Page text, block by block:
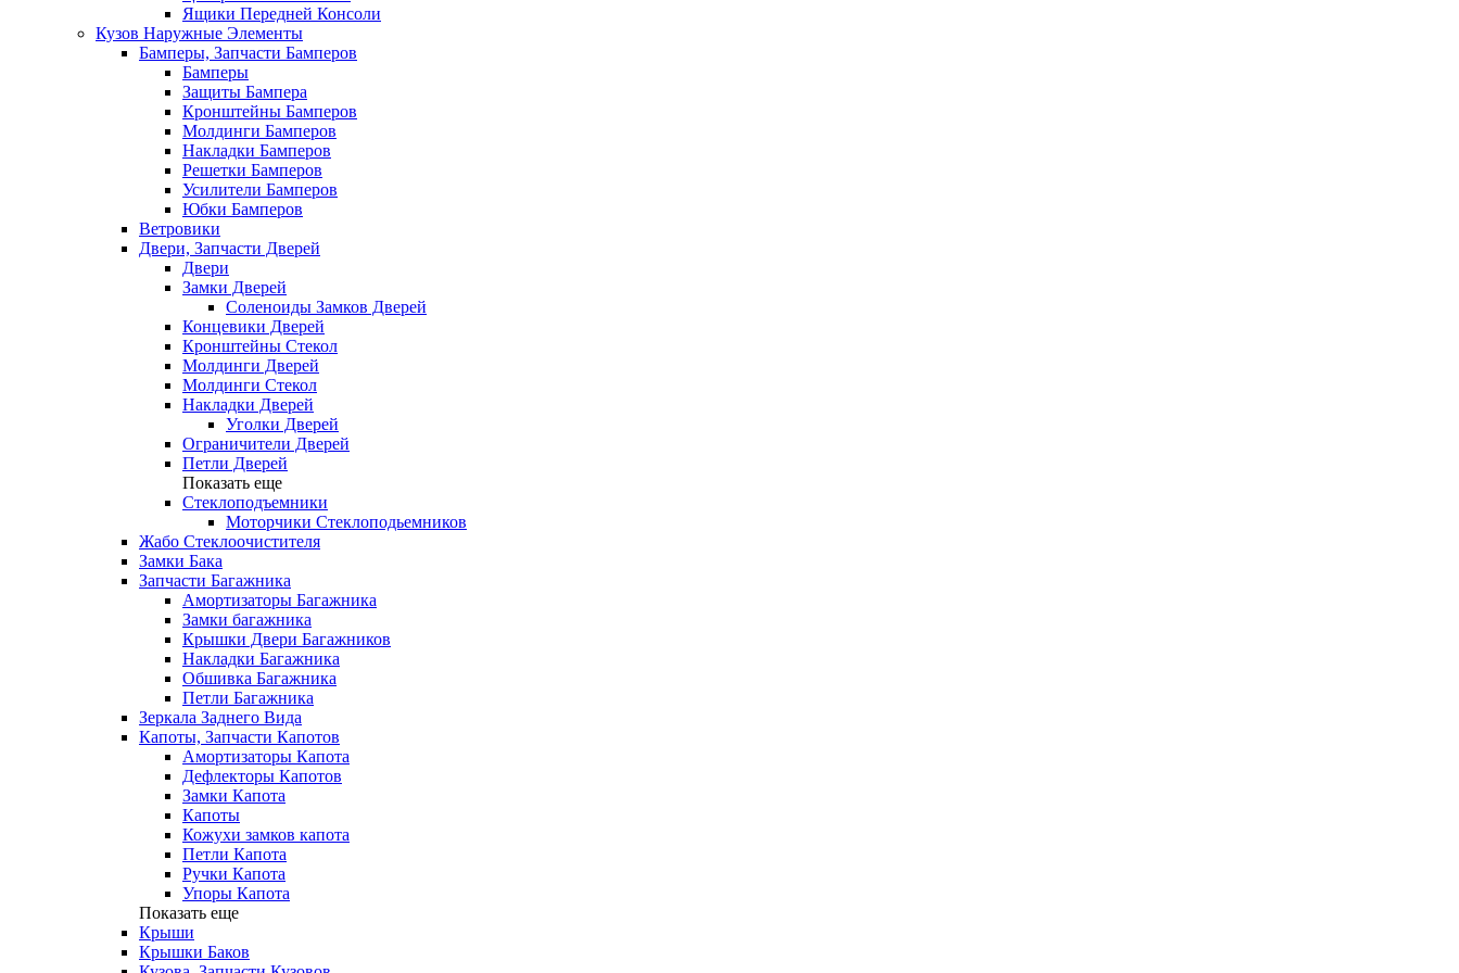
Ящики Передней Консоли
Кузов Наружные Элементы
Бамперы, Запчасти Бамперов
Бамперы
Защиты Бампера
Кронштейны Бамперов
Молдинги Бамперов
Накладки Бамперов
Решетки Бамперов
Усилители Бамперов
Юбки Бамперов
Ветровики
Двери, Запчасти Дверей
Двери
Замки Дверей
Соленоиды Замков Дверей
Концевики Дверей
Кронштейны Стекол
Молдинги Дверей
Молдинги Стекол
Накладки Дверей
Уголки Дверей
Ограничители Дверей
Петли Дверей
Показать еще
Стеклоподъемники
Моторчики Стеклоподьемников
Жабо Стеклоочистителя
Замки Бака
Запчасти Багажника
Амортизаторы Багажника
Замки багажника
Крышки Двери Багажников
Накладки Багажника
Обшивка Багажника
Петли Багажника
Зеркала Заднего Вида
Капоты, Запчасти Капотов
Амортизаторы Капота
Дефлекторы Капотов
Замки Капота
Капоты
Кожухи замков капота
Петли Капота
Ручки Капота
Упоры Капота
Показать еще
Крыши
Крышки Баков